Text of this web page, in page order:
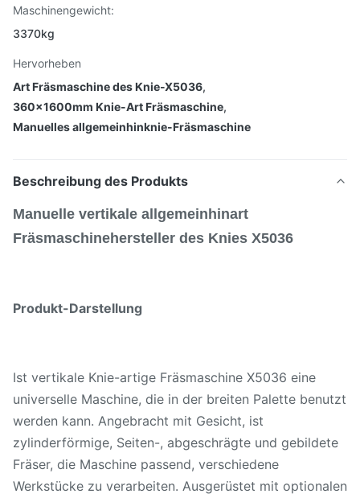
Maschinengewicht:
3370kg
Hervorheben
Art Fräsmaschine des Knie-X5036,
360x1600mm Knie-Art Fräsmaschine,
Manuelles allgemeinhinknie-Fräsmaschine
Beschreibung des Produkts
Manuelle vertikale allgemeinhinart
Fräsmaschinehersteller des Knies X5036
Produkt-Darstellung
Ist vertikale Knie-artige Fräsmaschine X5036 eine
universelle Maschine, die in der breiten Palette benutzt
werden kann. Angebracht mit Gesicht, ist
zylinderförmige, Seiten-, abgeschrägte und gebildete
Fräser, die Maschine passend, verschiedene
Werkstücke zu verarbeiten. Ausgerüstet mit optionalen